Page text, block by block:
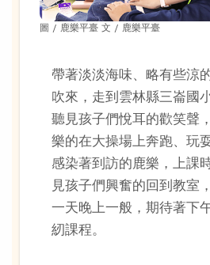
圖 / 鹿樂平臺 文 / 鹿樂平臺
帶著淡淡海味、略有些涼
吹來，走到雲林縣三崙國
聽見孩子們悅耳的歡笑聲
樂的在大操場上奔跑、玩
感染著到訪的鹿樂，上課
見孩子們興奮的回到教室
一天晚上一般，期待著下
紉課程。